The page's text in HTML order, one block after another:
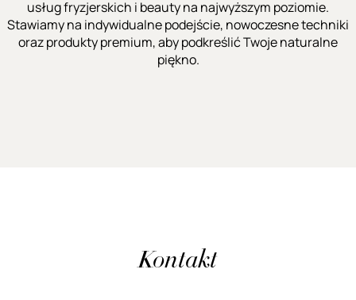
usług fryzjerskich i beauty na najwyższym poziomie.
Stawiamy na indywidualne podejście, nowoczesne techniki
oraz produkty premium, aby podkreślić Twoje naturalne
piękno.
Kontakt